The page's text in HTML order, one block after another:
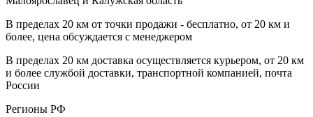
В пределах 20 км от точки продажи - бесплатно, от 20 км и
более, цена обсуждается с менеджером
В пределах 20 км доставка осуществляется курьером, от 20 км
и более службой доставки, транспортной компанией, почта
России
Регионы РФ